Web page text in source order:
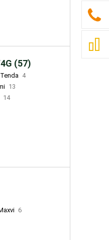
(57)
Tenda 4
13
14
6